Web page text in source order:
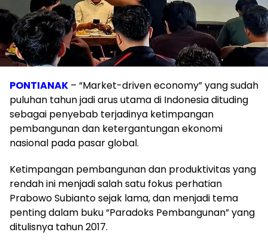
PONTIANAK – “Market-driven economy” yang sudah
puluhan tahun jadi arus utama di Indonesia dituding
sebagai penyebab terjadinya ketimpangan
pembangunan dan ketergantungan ekonomi
nasional pada pasar global.
Ketimpangan pembangunan dan produktivitas yang
rendah ini menjadi salah satu fokus perhatian
Prabowo Subianto sejak lama, dan menjadi tema
penting dalam buku “Paradoks Pembangunan” yang
ditulisnya tahun 2017.